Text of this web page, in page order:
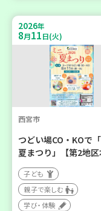
2026年
8月11日(火)
西宮市
つどい場CO・KOで
夏まつり」【第2地区
子ども
親子で楽しむ
学び・体験